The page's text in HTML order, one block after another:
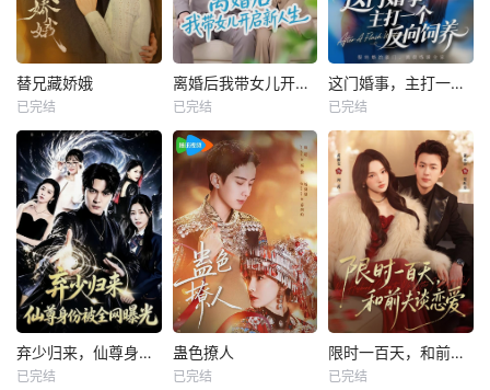
替兄藏娇娥
已完结
离婚后我带女儿开启新人生
已完结
这门婚事，主打一个反向饲养
已完结
弃少归来，仙尊身份被全网曝光
已完结
蛊色撩人
已完结
限时一百天，和前夫谈恋爱
已完结